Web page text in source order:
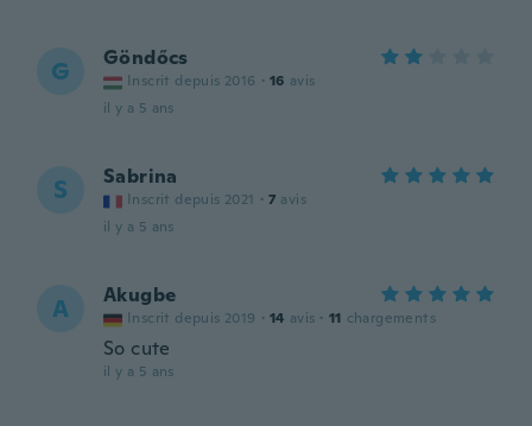
G Göndőcs
Inscrit depuis 2016 · 16 avis
il y a 5 ans
S Sabrina
Inscrit depuis 2021 · 7 avis
il y a 5 ans
A Akugbe
Inscrit depuis 2019 · 14 avis · 11 chargements
So cute
il y a 5 ans